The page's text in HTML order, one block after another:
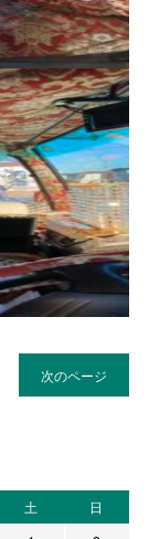
次のページ
土 日